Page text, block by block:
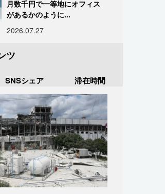
月数千円で一等地にオフィス
があるかのように...
2026.07.27
ツ
SNSシェア 滞在時間